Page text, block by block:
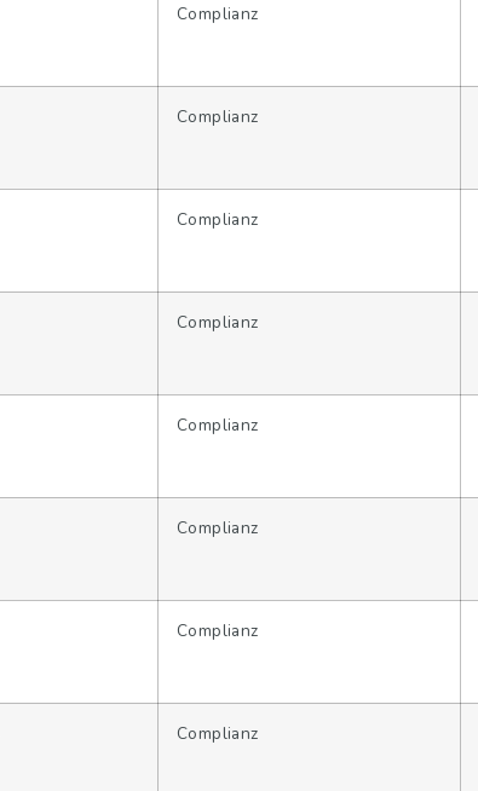
Complianz
Complianz
Complianz
Complianz
Complianz
Complianz
Complianz
Complianz